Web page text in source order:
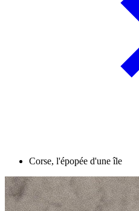
Corse, l'épopée d'une île